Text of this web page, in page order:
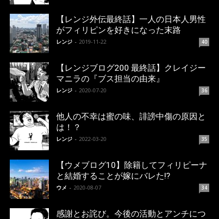
【レンジ外伝最終話】一人の日本人男性
がフィリピンを好きになった末路
レンジ - 2019-11-22 40
【レンジブログ200 最終話】クレイジー
マニラの『ブス担当の由来』
レンジ - 2020-07-20 36
他人の不幸は蜜の味、誹謗中傷の原因と
は！？
レンジ - 2022-03-20 35
【ウメブログ10】除籍してフィリピーナ
と結婚することが嫁にバレた!?
ウメ - 2020-08-07 34
感謝とお詫び。今後の活動とアンチにつ